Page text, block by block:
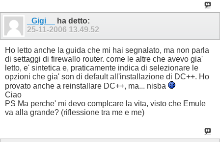
_Gigi__
ha detto:
25-11-2006 13.49.52
Ho letto anche la guida che mi hai segnalato, ma non parla
di settaggi di firewallo router. come le altre che avevo gia'
letto, e' sintetica e, praticamente indica di selezionare le
opzioni che gia' son di default all'installazione di DC++. Ho
provato anche a reinstallare DC++, ma... nisba
Ciao
PS Ma perche' mi devo complcare la vita, visto che Emule
va alla grande? (riflessione tra me e me)